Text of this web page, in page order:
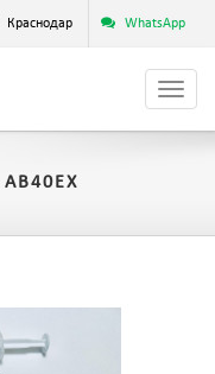
Краснодар WhatsApp